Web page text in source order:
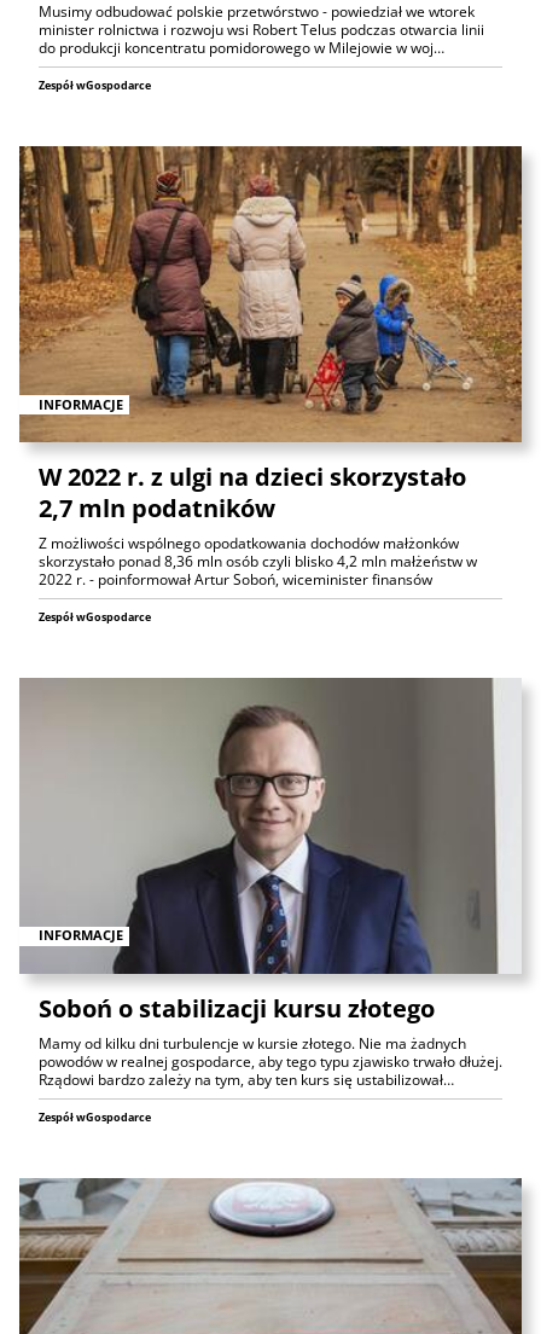
Musimy odbudować polskie przetwórstwo - powiedział we wtorek
minister rolnictwa i rozwoju wsi Robert Telus podczas otwarcia linii
do produkcji koncentratu pomidorowego w Milejowie w woj…
Zespół wGospodarce
INFORMACJE
W 2022 r. z ulgi na dzieci skorzystało
2,7 mln podatników
Z możliwości wspólnego opodatkowania dochodów małżonków
skorzystało ponad 8,36 mln osób czyli blisko 4,2 mln małżeństw w
2022 r. - poinformował Artur Soboń, wiceminister finansów
Zespół wGospodarce
INFORMACJE
Soboń o stabilizacji kursu złotego
Mamy od kilku dni turbulencje w kursie złotego. Nie ma żadnych
powodów w realnej gospodarce, aby tego typu zjawisko trwało dłużej.
Rządowi bardzo zależy na tym, aby ten kurs się ustabilizował…
Zespół wGospodarce